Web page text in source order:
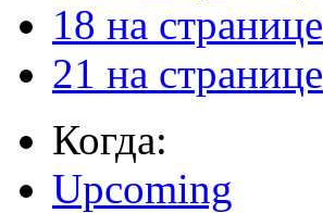
18 на странице
21 на странице
Когда:
Upcoming